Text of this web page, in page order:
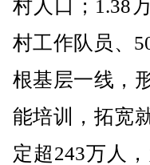
村人口；1.38
村工作队员、
根基层一线，
能培训，拓宽
定超243万人